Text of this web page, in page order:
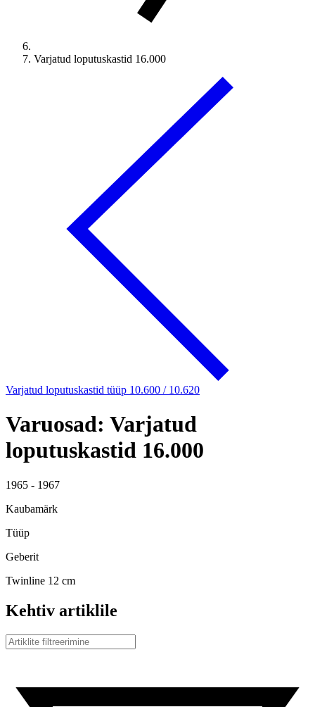
Varjatud loputuskastid 16.000
Varjatud loputuskastid tüüp 10.600 / 10.620
Varuosad: Varjatud
loputuskastid 16.000
1965 - 1967
Kaubamärk
Tüüp
Geberit
Twinline 12 cm
Kehtiv artiklile